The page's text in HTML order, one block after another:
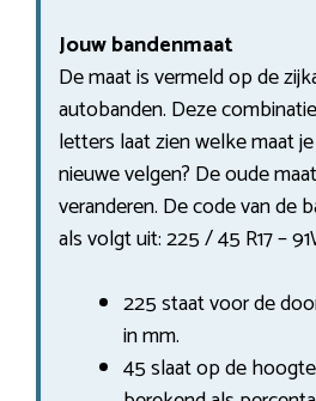
Jouw bandenmaat
De maat is vermeld op de
autobanden. Deze
letters laat zien welke maat
nieuwe velgen? De oude
veranderen. De code van de
als volgt uit: 225 / 45 R17 –
225 staat voor de
in mm.
45 slaat op de